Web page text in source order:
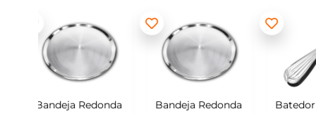
Bandeja Redonda
Batedor de Ovos